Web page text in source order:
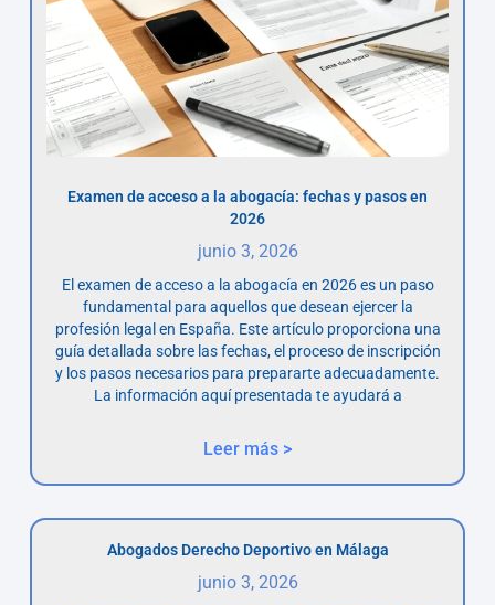
Examen de acceso a la abogacía: fechas y pasos en
2026
junio 3, 2026
El examen de acceso a la abogacía en 2026 es un paso
fundamental para aquellos que desean ejercer la
profesión legal en España. Este artículo proporciona una
guía detallada sobre las fechas, el proceso de inscripción
y los pasos necesarios para prepararte adecuadamente.
La información aquí presentada te ayudará a
Leer más >
Abogados Derecho Deportivo en Málaga
junio 3, 2026